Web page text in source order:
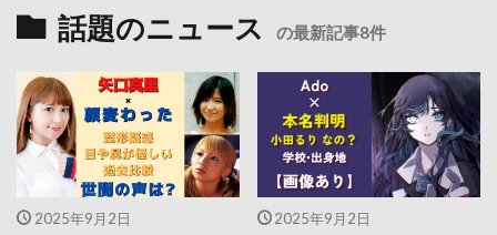
話題のニュース の最新記事8件
2025年9月2日 2025年9月2日